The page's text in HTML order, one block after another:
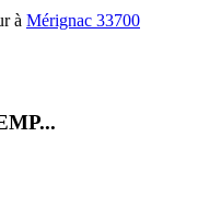
à Mérignac 33700